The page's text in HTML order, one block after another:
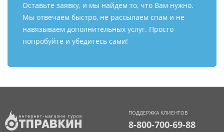
Оставьте заявку, и мы найдем то, что Вам нужно.
Мы отвечаем быстро, не рассылаем спам и не
навязываем дополнительных услуг. Просто
попробуйте и убедитесь сами!
ПОДДЕРЖКА КЛИЕНТОВ
8-800-700-69-88